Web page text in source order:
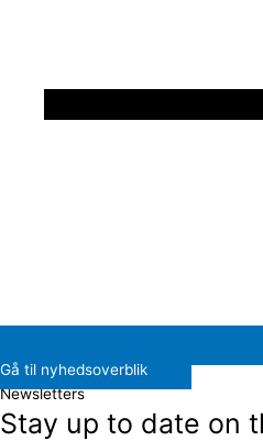
Gå til nyhedsoverblik
Newsletters
Stay up to date on